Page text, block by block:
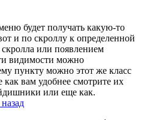
будет получать какую-то
и по скроллу к определенной
или появлением
видимости можно
пункту можно этот же класс
вам удобнее смотрите их
или еще как.